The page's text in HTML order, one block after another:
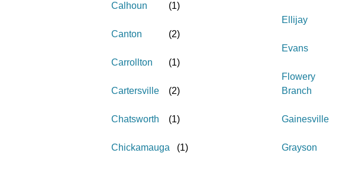
Calhoun (1)
Canton (2)
Carrollton (1)
Cartersville (2)
Chatsworth (1)
Chickamauga (1)
Ellijay
Evans
Flowery
Branch
Gainesville
Grayson